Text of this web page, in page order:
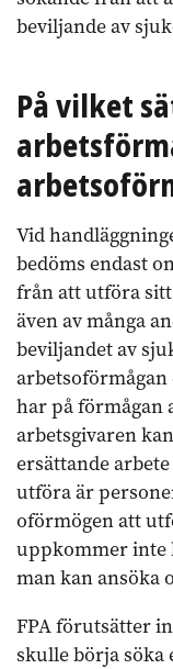
beviljande av
På vilket
Vid
bedöms endast
från att utföra
även av många
beviljandet av
har på förmågan
arbetsgivaren
ersättande
utföra är
oförmögen att
uppkommer
man kan ansöka
FPA förutsätter
skulle börja söka